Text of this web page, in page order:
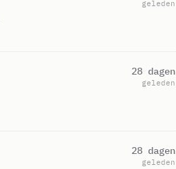
geleden
28 dagen
geleden
28 dagen
geleden